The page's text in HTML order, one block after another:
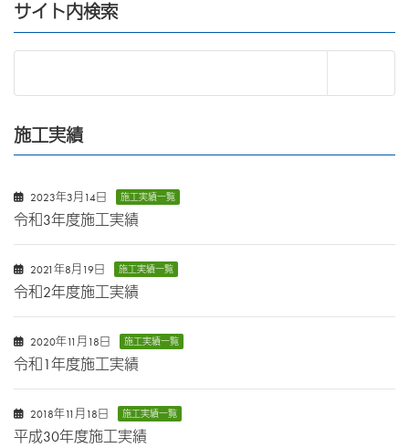
サイト内検索
施工実績
2023年3月14日 施工実績一覧
令和3年度施工実績
2021年8月19日 施工実績一覧
令和2年度施工実績
2020年11月18日 施工実績一覧
令和1年度施工実績
2018年11月18日 施工実績一覧
平成30年度施工実績